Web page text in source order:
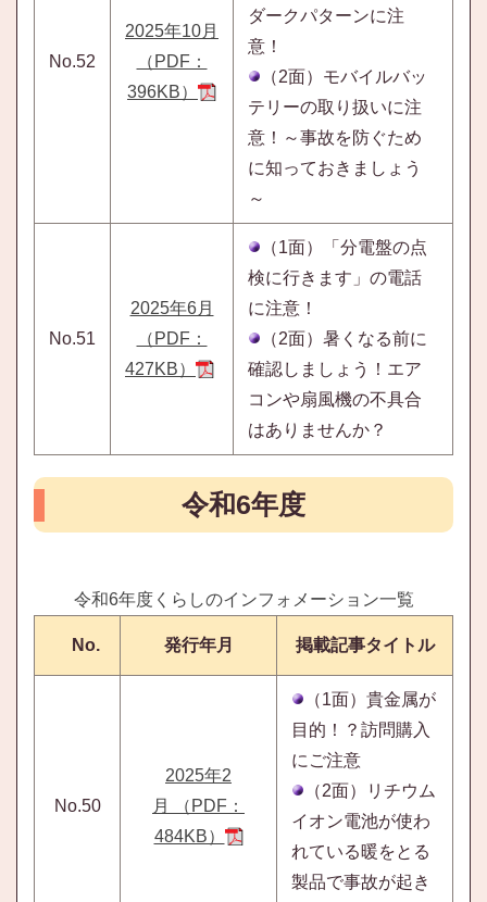
No.52
2025年10月
（PDF：
396KB）
ダークパターンに注
意！
（2面）モバイルバッ
テリーの取り扱いに注
意！～事故を防ぐため
に知っておきましょう
～
No.51
2025年6月
（PDF：
427KB）
（1面）「分電盤の点
検に行きます」の電話
に注意！
（2面）暑くなる前に
確認しましょう！エア
コンや扇風機の不具合
はありませんか？
令和6年度
令和6年度く らしのインフォメーション一覧
No. 発行年月 掲載記事タイ トル
No.50
2025年2
月 （PDF：
484KB）
（1面）貴金属が
目的！？訪問購入
にご注意
（2面）リチウム
イオン電池が使わ
れている暖をとる
製品で事故が起き